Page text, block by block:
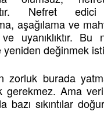
Nefret edici
aşağılama ve
uyanıklıktır. Bu
yeniden değinmek
burada
gerekmez. Ama
sıkıntılar